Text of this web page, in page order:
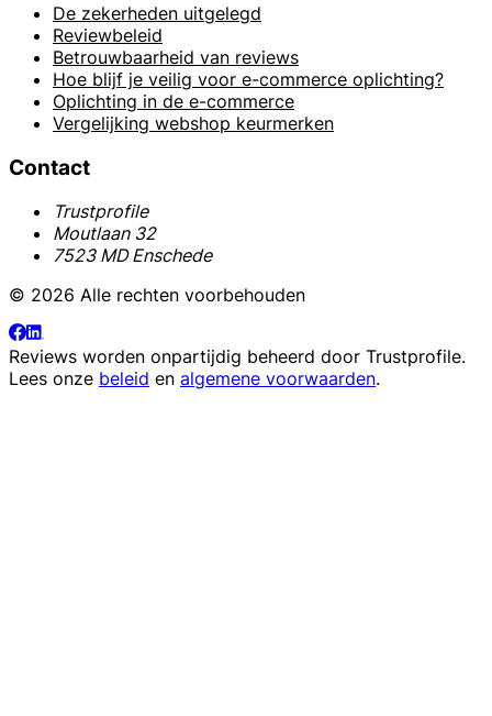
De zekerheden uitgelegd
Reviewbeleid
Betrouwbaarheid van reviews
Hoe blijf je veilig voor e-commerce oplichting?
Oplichting in de e-commerce
Vergelijking webshop keurmerken
Contact
Trustprofile
Moutlaan 32
7523 MD Enschede
© 2026 Alle rechten voorbehouden
Reviews worden onpartijdig beheerd door Trustprofile.
Lees onze beleid en algemene voorwaarden.